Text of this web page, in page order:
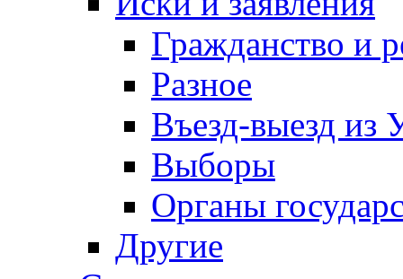
Гражданство и
Разное
Въезд-выезд из
Выборы
Органы
Другие